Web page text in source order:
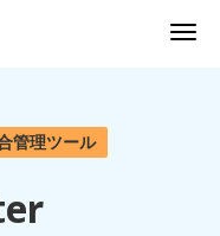
管理ツール